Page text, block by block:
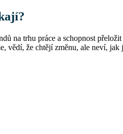
na trhu práce a schopnost
vědí, že chtějí změnu, ale neví,